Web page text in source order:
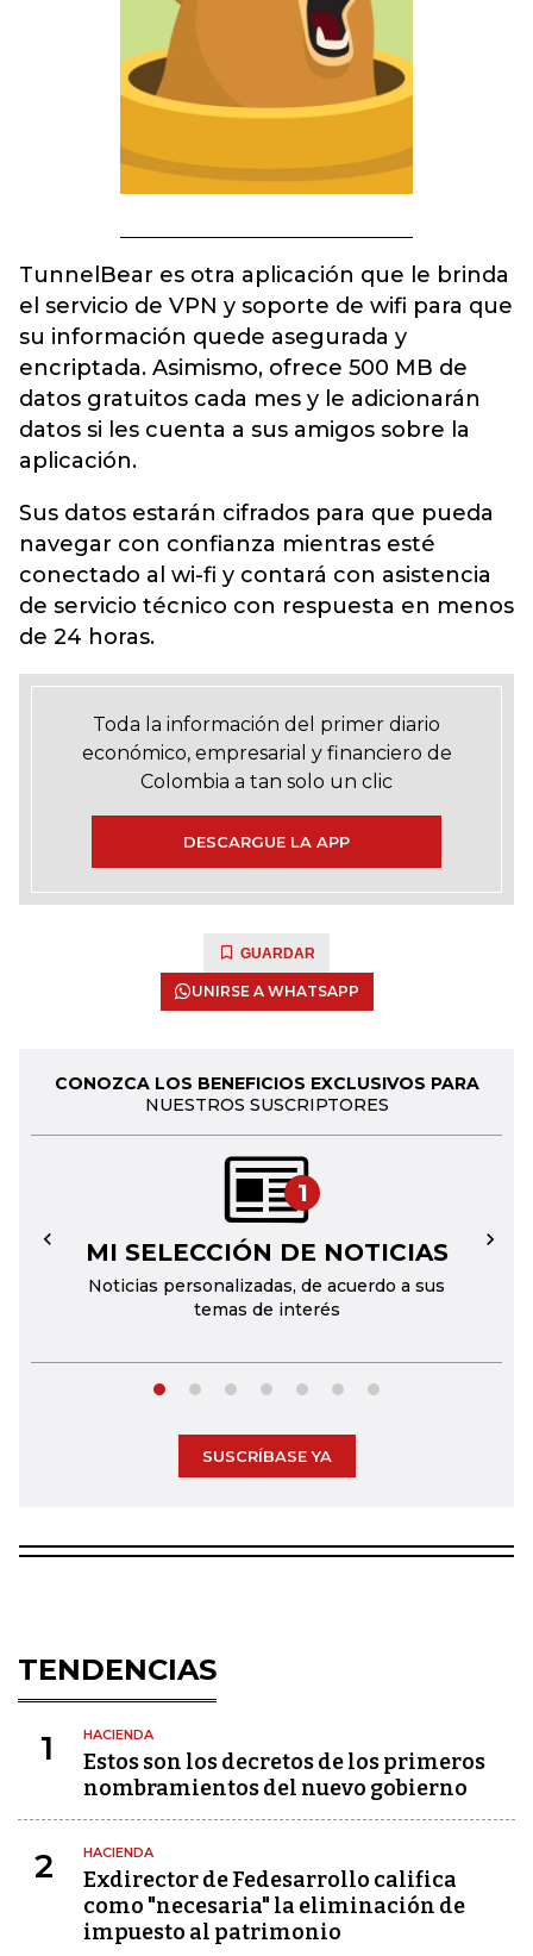
TunnelBear es otra aplicación que le brinda
el servicio de VPN y soporte de wifi para que
su información quede asegurada y
encriptada. Asimismo, ofrece 500 MB de
datos gratuitos cada mes y le adicionarán
datos si les cuenta a sus amigos sobre la
aplicación.
Sus datos estarán cifrados para que pueda
navegar con confianza mientras esté
conectado al wi-fi y contará con asistencia
de servicio técnico con respuesta en menos
de 24 horas.
Toda la información del primer diario
económico, empresarial y financiero de
Colombia a tan solo un clic
DESCARGUE LA APP
GUARDAR
UNIRSE A WHATSAPP
CONOZCA LOS BENEFICIOS EXCLUSIVOS PARA
NUESTROS SUSCRIPTORES
1
MI SELECCIÓN DE NOTICIAS
Noticias personalizadas, de acuerdo a sus
temas de interés
← →
SUSCRÍBASE YA
TENDENCIAS
1 HACIENDA
Estos son los decretos de los primeros
nombramientos del nuevo gobierno
2 HACIENDA
Exdirector de Fedesarrollo califica
como "necesaria" la eliminación de
impuesto al patrimonio